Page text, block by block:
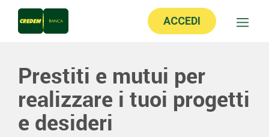
ACCEDI
Prestiti e mutui per
realizzare i tuoi progetti
e desideri